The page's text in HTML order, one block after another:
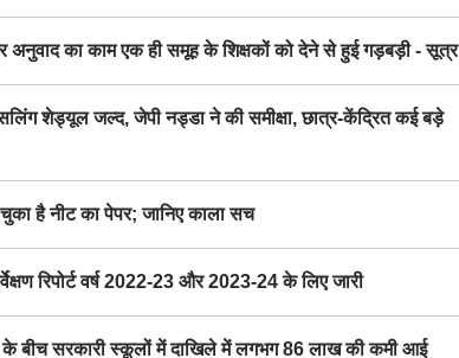
का काम एक ही समूह के शिक्षकों को देने से हुई गड़बड़ी - सूत्र
शेड्यूल जल्द, जेपी नड्डा ने की समीक्षा, छात्र-केंद्रित कई बड़े
है नीट का पेपर; जानिए काला सच
रिपोर्ट वर्ष 2022-23 और 2023-24 के लिए जारी
सरकारी स्कूलों में दाखिले में लगभग 86 लाख की कमी आई